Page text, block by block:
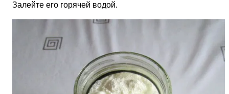
Залейте его горячей водой.